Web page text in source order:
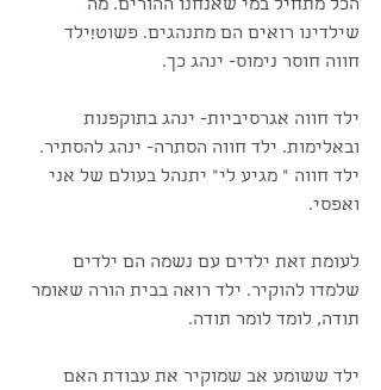
הכל מתחיל במי שאנחנו ההורים. מה
שילדינו רואים הם מתנהגים. פשוט!ילד
חווה חוסר נימוס- ינהג כך.
ילד חווה אגרסיביות- ינהג בתוקפנות
ובאלימות. ילד חווה הסתרה- ינהג להסתיר.
ילד חווה ״ מגיע לי״ יתנהל בעולם של אני
ואפסי.
לעומת זאת ילדים עם נשמה הם ילדים
שלמדו להוקיר. ילד רואה בבית הורה שאומר
תודה, לומד לומר תודה.
ילד ששומע אב שמוקיר את עבודת האם